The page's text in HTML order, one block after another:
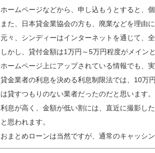
ホームページなどから、申し込もうとすると、
また、日本貸金業協会の方も、廃業などを理由
元々、シンディーはインターネットを通じて、
しかし、貸付金額は1万円～5万円程度がメイン
ホームページ上にアップされている情報でも、
貸金業者の利息を決める利息制限法では、10万
は貸すつもりのない業者だったのだと思います。
利息が高く、金額が低い割には、直近に撮影し
と思われます。
おまとめローンは当然ですが、通常のキャッシ